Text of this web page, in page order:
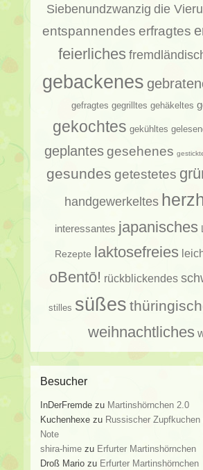
Siebenundzwanzig die
entspannendes erfragtes
feierliches
gebackenes
gefragtes gegrilltes gehäkeltes
gekochtes gekühltes
geplantesgesehenes
gesundes getestetes
handgewerkeltes
interessantes japanisches
Rezepte laktosefreies
oBentō! rückblickendes
stilles süßes
weihnachtliches
Besucher
InDerFremde zu Martinshörnchen 2.0
Kuchenhexe zu Russischer
Note
shira-hime zu Erfurter Martinshörnchen
Droß Mario zu Erfurter Martinshörnchen